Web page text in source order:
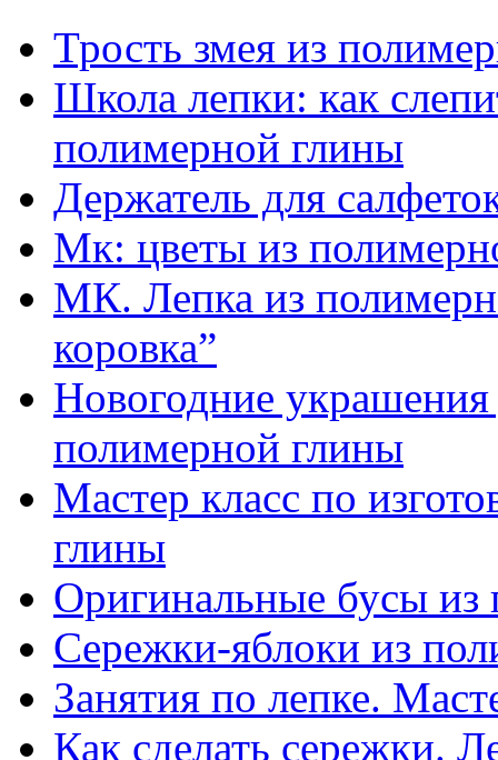
Трость змея из
Школа лепки: как
полимерной глины
Держатель для
Мк: цветы из
МК. Лепка из
коровка”
Новогодние украшения
полимерной глины
Мастер класс по
глины
Оригинальные бусы
Сережки-яблоки из
Занятия по лепке.
Как сделать сережки.